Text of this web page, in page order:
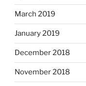
March 2019
January 2019
December 2018
November 2018